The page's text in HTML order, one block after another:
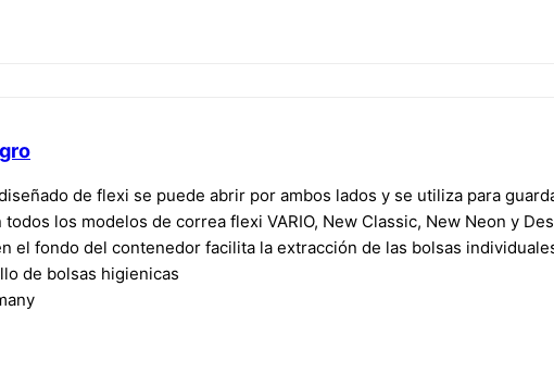
de flexi se puede abrir por ambos lados y se utiliza para
todos los modelos de correa flexi VARIO, New Classic, New Neon y
el fondo del contenedor facilita la extracción de las bolsas
de bolsas higienicas